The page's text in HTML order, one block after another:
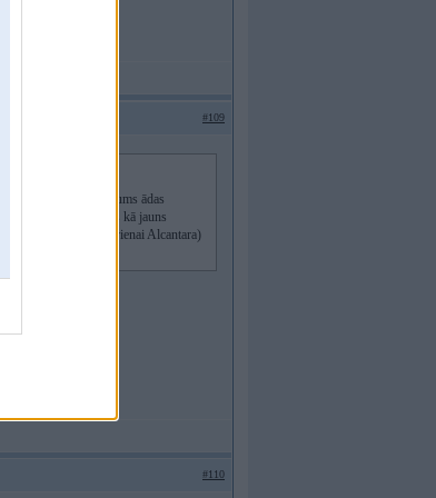
#109
ir pakalpojums ādas
salons tiek iztīrīts kā jauns
gaišajiem saloniem (vienai Alcantara)
#110